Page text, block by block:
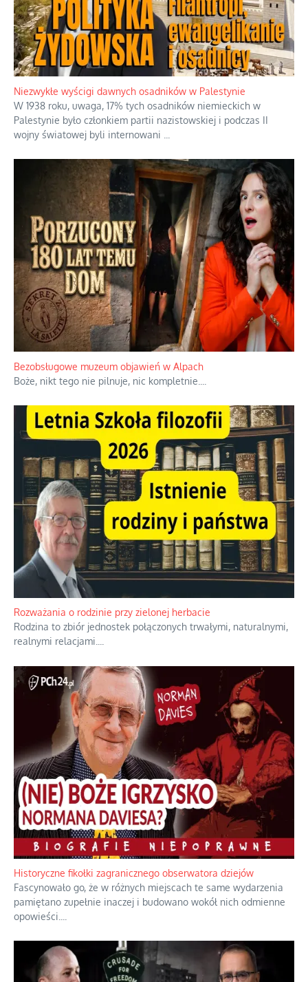
Niezwykłe wyścigi dawnych osadników w Palestynie
W 1938 roku, uwaga, 17% tych osadników niemieckich w
Palestynie było członkiem partii nazistowskiej i podczas II
wojny światowej byli internowani
Bezobsługowe muzeum objawień w Alpach
Boże, nikt tego nie pilnuje, nic kompletnie.
Rozważania o rodzinie przy zielonej herbacie
Rodzina to zbiór jednostek połączonych trwałymi, naturalnymi,
realnymi relacjami.
Historyczne fikołki zagranicznego obserwatora dziejów
Fascynowało go, że w różnych miejscach te same wydarzenia
pamiętano zupełnie inaczej i budowano wokół nich odmienne
opowieści.